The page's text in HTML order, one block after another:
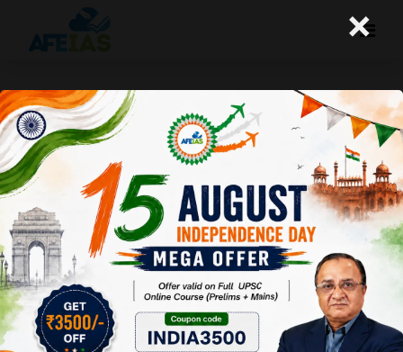
कुरुक्षेत्र : नए उभरते भारत की परिकल्पना
(14-07-2018)
Afeias 14 Jul 2018
To Download Click Here.
×